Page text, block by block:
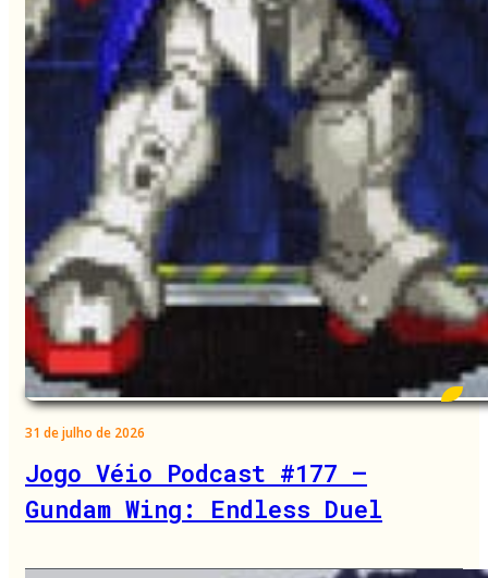
31 de julho de 2026
Jogo Véio Podcast #177 –
Gundam Wing: Endless Duel